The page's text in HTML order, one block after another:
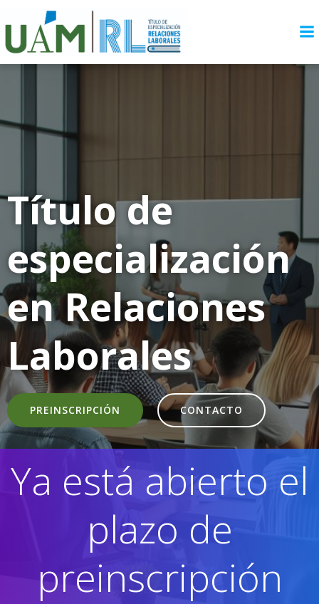
al
contenido
Título de
especialización
en Relaciones
Laborales
PREINSCRIPCIÓN CONTACTO
Ya está abierto el
plazo de
preinscripción